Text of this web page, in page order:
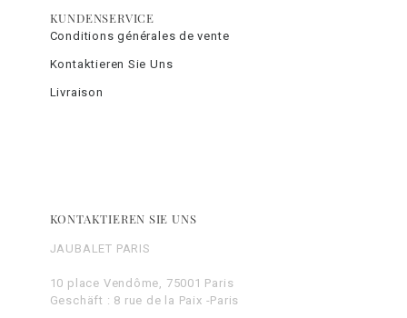
KUNDENSERVICE
Conditions générales de vente
Kontaktieren Sie Uns
Livraison
KONTAKTIEREN SIE UNS
JAUBALET PARIS
10 place Vendôme, 75001 Paris
Geschäft : 8 rue de la Paix -Paris